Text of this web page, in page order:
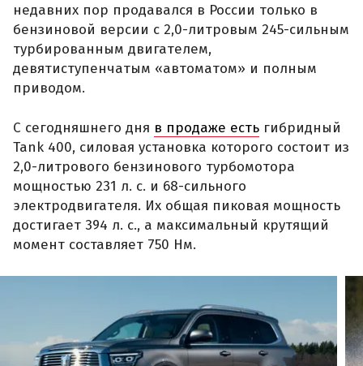
недавних пор продавался в России только в
бензиновой версии с 2,0-литровым 245-сильным
турбированным двигателем,
девятиступенчатым «автоматом» и полным
приводом.
С сегодняшнего дня в продаже есть гибридный
Tank 400, силовая установка которого состоит из
2,0-литрового бензинового турбомотора
мощностью 231 л. с. и 68-сильного
электродвигателя. Их общая пиковая мощность
достигает 394 л. с., а максимальный крутящий
момент составляет 750 Нм.